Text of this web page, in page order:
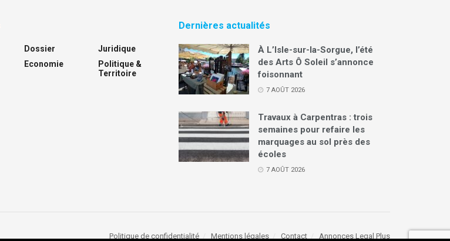
Dossier
Economie
Juridique
Politique &
Territoire
Dernières actualités
À L’Isle-sur-la-Sorgue, l’été
des Arts Ô Soleil s’annonce
foisonnant
7 AOÛT 2026
Travaux à Carpentras : trois
semaines pour refaire les
marquages au sol près des
écoles
7 AOÛT 2026
Politique de confidentialité Mentions légales Contact Annonces Legal Plus